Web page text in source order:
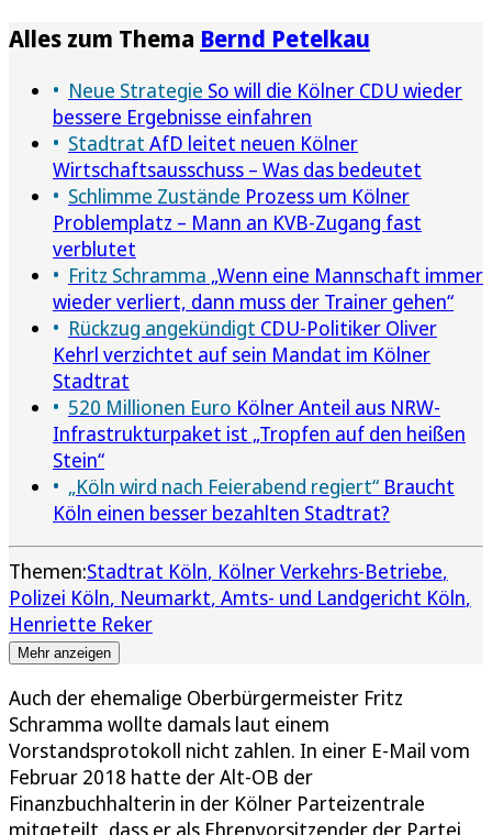
Alles zum Thema Bernd Petelkau
Neue Strategie So will die Kölner CDU wieder
bessere Ergebnisse einfahren
Stadtrat AfD leitet neuen Kölner
Wirtschaftsausschuss – Was das bedeutet
Schlimme Zustände Prozess um Kölner
Problemplatz – Mann an KVB-Zugang fast
verblutet
Fritz Schramma „Wenn eine Mannschaft immer
wieder verliert, dann muss der Trainer gehen“
Rückzug angekündigt CDU-Politiker Oliver
Kehrl verzichtet auf sein Mandat im Kölner
Stadtrat
520 Millionen Euro Kölner Anteil aus NRW-
Infrastrukturpaket ist „Tropfen auf den heißen
Stein“
„Köln wird nach Feierabend regiert“ Braucht
Köln einen besser bezahlten Stadtrat?
Themen:Stadtrat Köln Kölner Verkehrs-Betriebe
Polizei Köln Neumarkt Amts- und Landgericht Köln
Henriette Reker
Mehr anzeigen
Auch der ehemalige Oberbürgermeister Fritz
Schramma wollte damals laut einem
Vorstandsprotokoll nicht zahlen. In einer E-Mail vom
Februar 2018 hatte der Alt-OB der
Finanzbuchhalterin in der Kölner Parteizentrale
mitgeteilt, dass er als Ehrenvorsitzender der Partei